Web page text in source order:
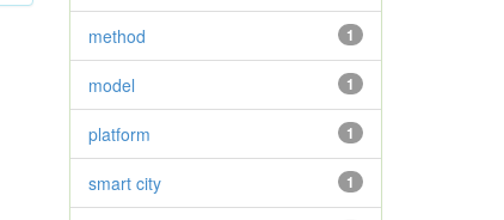
1
method
1
model
1
platform
1
smart city